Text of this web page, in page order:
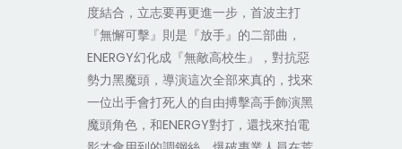
度結合，立志要再更進一步，首波主打
『無懈可擊』則是『放手』的二部曲，
ENERGY幻化成『無敵高校生』，對抗惡
勢力黑魔頭，導演這次全部來真的，找來
一位出手會打死人的自由搏擊高手飾演黑
魔頭角色，和ENERGY對打，還找來拍電